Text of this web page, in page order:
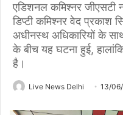
एडिशनल कमिश्नर जीएसटी
डिप्टी कमिश्नर वेद प्रकाश
अधीनस्थ अधिकारियों के
के बीच यह घटना हुई,
है।
Live News Delhi 13/